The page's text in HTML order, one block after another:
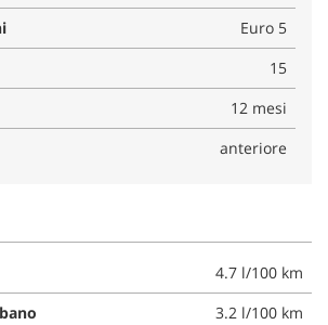
Euro 5
15
12 mesi
anteriore
4.7 l/100 km
3.2 l/100 km